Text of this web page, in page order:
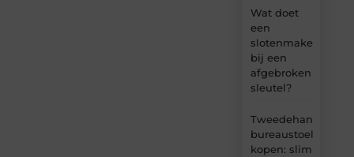
Wat doet
een
slotenmaker
bij een
afgebroken
sleutel?
Tweedehands
bureaustoel
kopen: slim